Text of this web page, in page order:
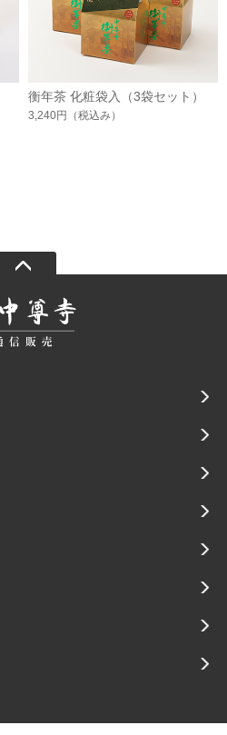
衡年茶 化粧袋入（3袋セット）
3,240円 （税込み）